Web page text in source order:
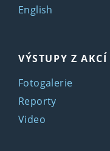
English
VÝSTUPY Z AKCÍ
Fotogalerie
Reporty
Video